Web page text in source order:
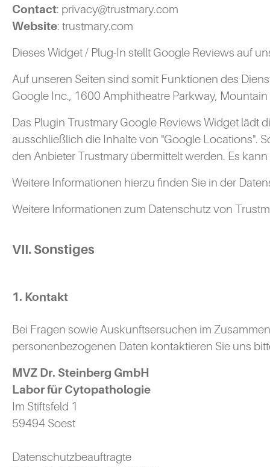
Contact: privacy@trustmary.com
Website: trustmary.com
Dieses Widget / Plug-In stellt Google Reviews auf
Auf unseren Seiten sind somit Funktionen des
Google Inc., 1600 Amphitheatre Parkway, Mountain
Das Plugin Trustmary Google Reviews Widget lädt
ausschließlich die Inhalte von "Google Locations".
den Anbieter Trustmary übermittelt werden. Es
Weitere Informationen hierzu finden Sie in der
Weitere Informationen zum Datenschutz von
VII. Sonstiges
1. Kontakt
Bei Fragen sowie Auskunftsersuchen im
personenbezogenen Daten kontaktieren Sie uns
MVZ Dr. Steinberg GmbH
Labor für Cytopathologie
Im Stiftsfeld 1
59494 Soest
Datenschutzbeauftragte